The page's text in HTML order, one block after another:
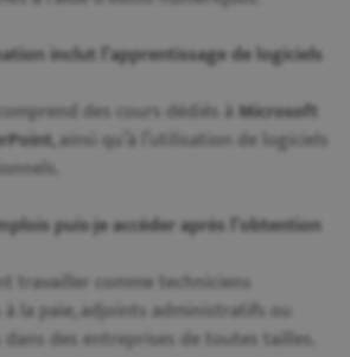
inclut l’apprentissage de logiciels
des cours dédiés à Microsoft
, ainsi qu’à l’utilisation de logiciels
puis-je accéder après l’obtention
travailler comme techniciens
à la paie, adjoints administratifs ou
des entreprises de toutes tailles.